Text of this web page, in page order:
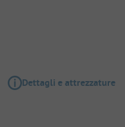
Dettagli e attrezzature